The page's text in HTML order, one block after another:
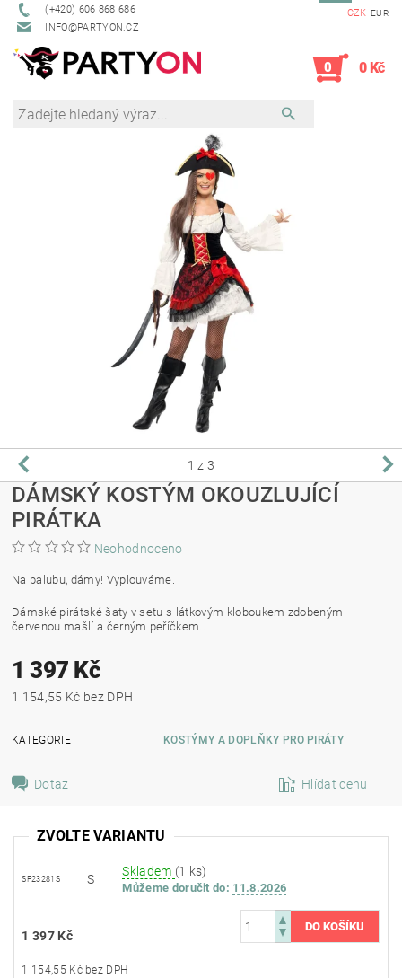
(+420) 606 868 686
INFO@PARTYON.CZ
CZK EUR
0 0 Kč
1 z 3
DÁMSKÝ KOSTÝM OKOUZLUJÍCÍ
PIRÁTKA
Neohodnoceno
Na palubu, dámy! Vyplouváme.
Dámské pirátské šaty v setu s látkovým kloboukem zdobeným
červenou mašlí a černým peříčkem..
1 397 Kč
1 154,55 Kč bez DPH
KATEGORIE KOSTÝMY A DOPLŇKY PRO PIRÁTY
Dotaz Hlídat cenu
ZVOLTE VARIANTU
SF23281S S
Skladem (1 ks)
Můžeme doručit do: 11.8.2026
1 397 Kč
1 154,55 Kč bez DPH